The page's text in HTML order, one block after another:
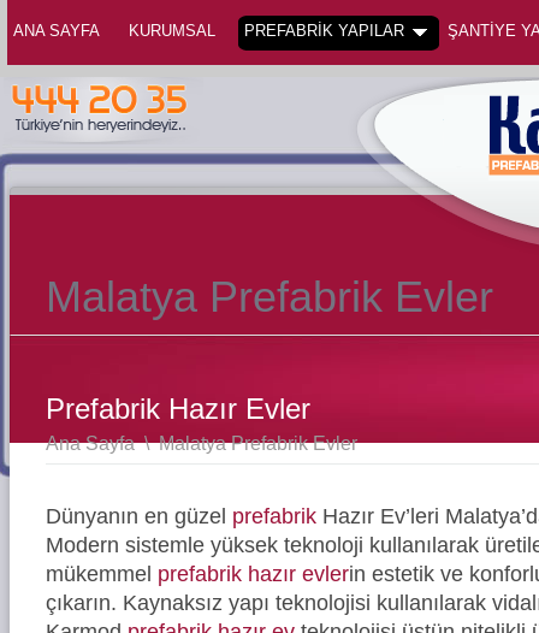
ANA SAYFA KURUMSAL PREFABRİK YAPILAR ŞANTİYE
Malatya Prefabrik Evler
Prefabrik Hazır Evler
Ana Sayfa \Malatya Prefabrik Evler
Dünyanın en güzel prefabrik Hazır Ev’leri
Modern sistemle yüksek teknoloji kullanılarak
mükemmel prefabrik hazır evlerin estetik ve
çıkarın. Kaynaksız yapı teknolojisi kullanılarak